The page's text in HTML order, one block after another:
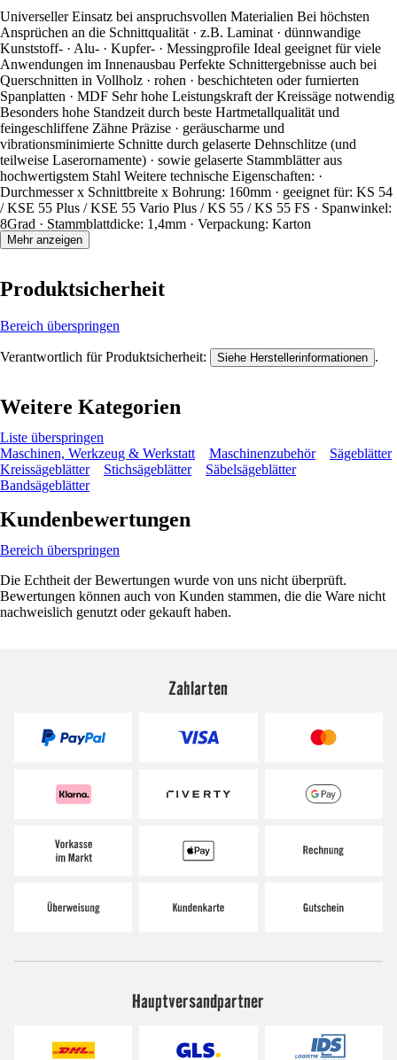
Universeller Einsatz bei anspruchsvollen Materialien Bei höchsten
Ansprüchen an die Schnittqualität · z.B. Laminat · dünnwandige
Kunststoff- · Alu- · Kupfer- · Messingprofile Ideal geeignet für viele
Anwendungen im Innenausbau Perfekte Schnittergebnisse auch bei
Querschnitten in Vollholz · rohen · beschichteten oder furnierten
Spanplatten · MDF Sehr hohe Leistungskraft der Kreissäge notwendig
Besonders hohe Standzeit durch beste Hartmetallqualität und
feingeschliffene Zähne Präzise · geräuscharme und
vibrationsminimierte Schnitte durch gelaserte Dehnschlitze (und
teilweise Laserornamente) · sowie gelaserte Stammblätter aus
hochwertigstem Stahl Weitere technische Eigenschaften: ·
Durchmesser x Schnittbreite x Bohrung: 160mm · geeignet für: KS 54
/ KSE 55 Plus / KSE 55 Vario Plus / KS 55 / KS 55 FS · Spanwinkel:
8Grad · Stammblattdicke: 1,4mm · Verpackung: Karton
Mehr anzeigen
Produktsicherheit
Bereich überspringen
Verantwortlich für Produktsicherheit: Siehe Herstellerinformationen .
Weitere Kategorien
Liste überspringen
Maschinen, Werkzeug & Werkstatt
Maschinenzubehör
Sägeblätter
Kreissägeblätter
Stichsägeblätter
Säbelsägeblätter
Bandsägeblätter
Kundenbewertungen
Bereich überspringen
Die Echtheit der Bewertungen wurde von uns nicht überprüft.
Bewertungen können auch von Kunden stammen, die die Ware nicht
nachweislich genutzt oder gekauft haben.
Zahlarten
Hauptversandpartner